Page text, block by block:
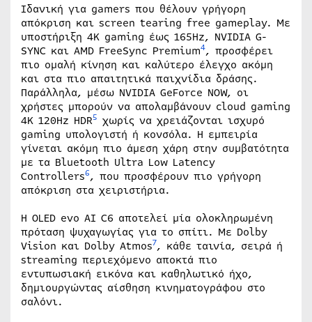
Ιδανική για gamers που θέλουν γρήγορη
απόκριση και screen tearing free gameplay. Με
υποστήριξη 4K gaming έως 165Hz, NVIDIA G-
SYNC και AMD FreeSync Premium4, προσφέρει
πιο ομαλή κίνηση και καλύτερο έλεγχο ακόμη
και στα πιο απαιτητικά παιχνίδια δράσης.
Παράλληλα, μέσω NVIDIA GeForce NOW, οι
χρήστες μπορούν να απολαμβάνουν cloud gaming
4K 120Hz HDR5 χωρίς να χρειάζονται ισχυρό
gaming υπολογιστή ή κονσόλα. Η εμπειρία
γίνεται ακόμη πιο άμεση χάρη στην συμβατότητα
με τα Bluetooth Ultra Low Latency
Controllers6, που προσφέρουν πιο γρήγορη
απόκριση στα χειριστήρια.
Η OLED evo AI C6 αποτελεί μία ολοκληρωμένη
πρόταση ψυχαγωγίας για το σπίτι. Με Dolby
Vision και Dolby Atmos7, κάθε ταινία, σειρά ή
streaming περιεχόμενο αποκτά πιο
εντυπωσιακή εικόνα και καθηλωτικό ήχο,
δημιουργώντας αίσθηση κινηματογράφου στο
σαλόνι.